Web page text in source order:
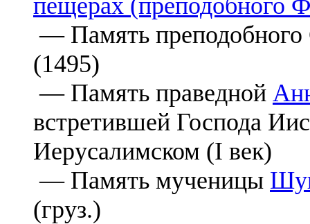
— Память преподобного
(1495)
— Память праведной
встретившей Господа
Иерусалимском (I век)
— Память мученицы
(груз.)